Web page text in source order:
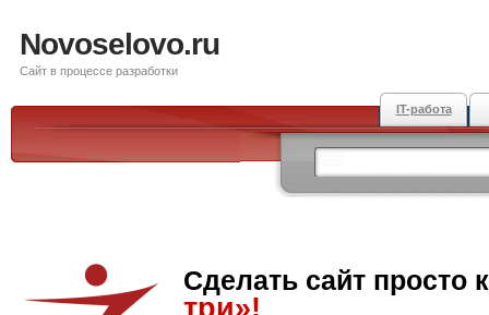
Novoselovo.ru
Сайт в процессе разработки
IT-работа
Сделать сайт просто
три»!